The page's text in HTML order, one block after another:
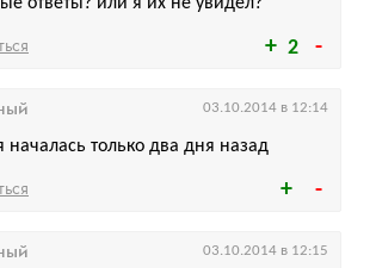
2
началась только два дня назад
03.10.2014 в 12:14
03.10.2014 в 12:15